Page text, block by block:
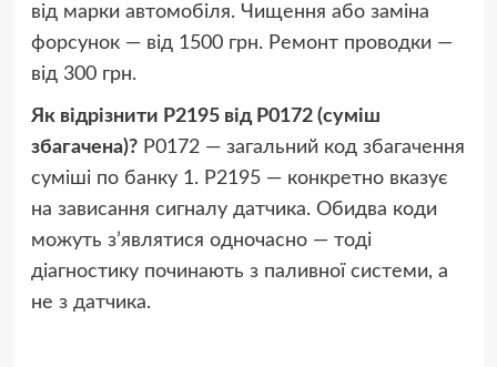
від марки автомобіля. Чищення або заміна
форсунок — від 1500 грн. Ремонт проводки —
від 300 грн.
Як відрізнити P2195 від P0172 (суміш
збагачена)?P0172 — загальний код збагачення
суміші по банку 1. P2195 — конкретно вказує
на зависання сигналу датчика. Обидва коди
можуть з’являтися одночасно — тоді
діагностику починають з паливної системи, а
не з датчика.